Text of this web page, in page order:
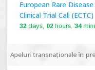
European Rare
Clinical Trial Call (ECTC)
32 days, 02 hours, 34
Apeluri transnaționale în